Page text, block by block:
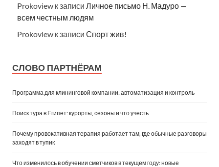
Prokoview к записи Личное письмо Н. Мадуро —
всем честным людям
Prokoview к записи Спорт жив!
СЛОВО ПАРТНЁРАМ
Программа для клининговой компании: автоматизация и контроль
Поиск тура в Египет: курорты, сезоны и что учесть
Почему провокативная терапия работает там, где обычные разговоры
заходят в тупик
Что изменилось в обучении сметчиков в текущем году: новые